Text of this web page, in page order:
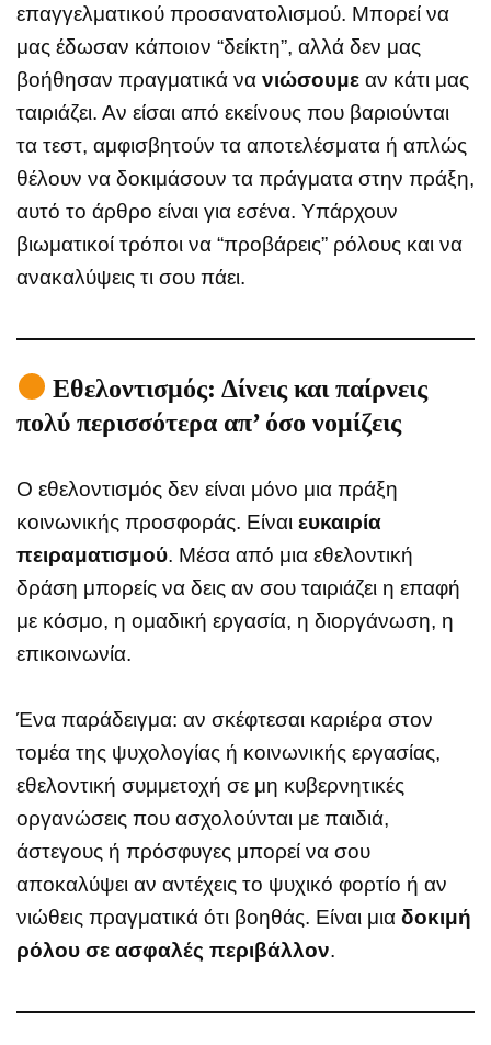
επαγγελματικού προσανατολισμού. Μπορεί να
μας έδωσαν κάποιον “δείκτη”, αλλά δεν μας
βοήθησαν πραγματικά να νιώσουμε αν κάτι μας
ταιριάζει. Αν είσαι από εκείνους που βαριούνται
τα τεστ, αμφισβητούν τα αποτελέσματα ή απλώς
θέλουν να δοκιμάσουν τα πράγματα στην πράξη,
αυτό το άρθρο είναι για εσένα. Υπάρχουν
βιωματικοί τρόποι να “προβάρεις” ρόλους και να
ανακαλύψεις τι σου πάει.
Εθελοντισμός: Δίνεις και παίρνεις
πολύ περισσότερα απ’ όσο νομίζεις
Ο εθελοντισμός δεν είναι μόνο μια πράξη
κοινωνικής προσφοράς. Είναι ευκαιρία
πειραματισμού. Μέσα από μια εθελοντική
δράση μπορείς να δεις αν σου ταιριάζει η επαφή
με κόσμο, η ομαδική εργασία, η διοργάνωση, η
επικοινωνία.
Ένα παράδειγμα: αν σκέφτεσαι καριέρα στον
τομέα της ψυχολογίας ή κοινωνικής εργασίας,
εθελοντική συμμετοχή σε μη κυβερνητικές
οργανώσεις που ασχολούνται με παιδιά,
άστεγους ή πρόσφυγες μπορεί να σου
αποκαλύψει αν αντέχεις το ψυχικό φορτίο ή αν
νιώθεις πραγματικά ότι βοηθάς. Είναι μια δοκιμή
ρόλου σε ασφαλές περιβάλλον.